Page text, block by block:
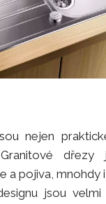
nejen
dřezy
a pojiva, mnohdy
jsou